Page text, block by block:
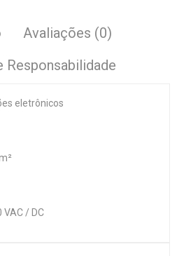
Avaliações (0)
Responsabilidade
eletrônicos
/ DC